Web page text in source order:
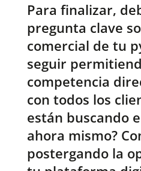
Para finalizar,
pregunta clave
comercial de tu
seguir
competencia
con todos los
están buscando
ahora mismo?
postergando la